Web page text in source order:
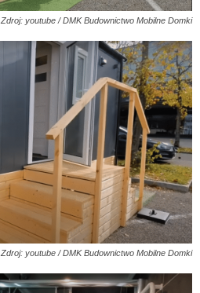
Zdroj: youtube / DMK Budownictwo Mobilne Domki
Zdroj: youtube / DMK Budownictwo Mobilne Domki